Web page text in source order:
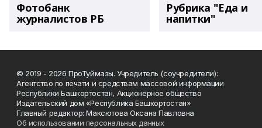
Фотобанк
журналистов РБ
Рубрика "Еда и
напитки"
© 2019 - 2026 ПроТуймазы. Учредитель (соучредители):
Агентство по печати и средствам массовой информации
Республики Башкортостан, Акционерное общество
Издательский дом «Республика Башкортостан»
Главный редактор: Максютова Оксана Павловна
Об использовании персональных данных